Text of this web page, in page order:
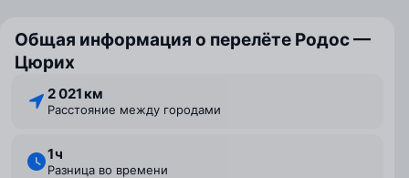
Общая информация о перелёте Родос —
Цюрих
2 021 км
Расстояние между городами
1 ⁠ч
Разница во времени